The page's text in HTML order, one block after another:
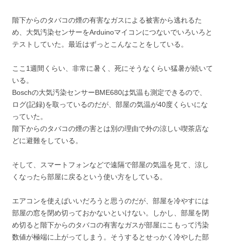
階下からのタバコの煙の有害なガスによる被害から逃れるた
め、大気汚染センサーをArduinoマイコンにつないでいろいろと
テストしていた。最近はずっとこんなことをしている。
ここ1週間くらい、非常に暑く、死にそうなくらい猛暑が続いて
いる。
Boschの大気汚染センサーBME680は気温も測定できるので、
ログ(記録)を取っているのだが、部屋の気温が40度くらいにな
っていた。
階下からのタバコの煙の害とは別の理由で外の涼しい喫茶店な
どに避難をしている。
そして、スマートフォンなどで遠隔で部屋の気温を見て、涼し
くなったら部屋に戻るという使い方をしている。
エアコンを使えばいいだろうと思うのだが、部屋を冷やすには
部屋の窓を閉め切っておかないといけない。しかし、部屋を閉
め切ると階下からのタバコの有害なガスが部屋にこもって汚染
数値が極端に上がってしまう。そうするとせっかく冷やした部